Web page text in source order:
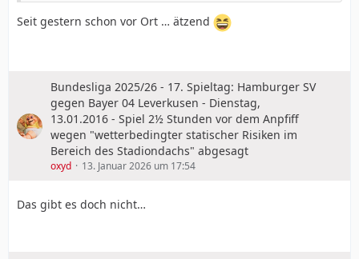
Seit gestern schon vor Ort … ätzend
Bundesliga 2025/26 - 17. Spieltag: Hamburger SV
gegen Bayer 04 Leverkusen - Dienstag,
13.01.2016 - Spiel 2½ Stunden vor dem Anpfiff
wegen "wetterbedingter statischer Risiken im
Bereich des Stadiondachs" abgesagt
oxyd 13. Januar 2026 um 17:54
Das gibt es doch nicht…